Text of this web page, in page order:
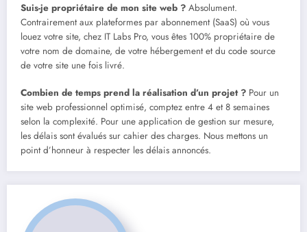
Suis-je propriétaire de mon site web ? Absolument.
Contrairement aux plateformes par abonnement (SaaS) où vous
louez votre site, chez IT Labs Pro, vous êtes 100% propriétaire de
votre nom de domaine, de votre hébergement et du code source
de votre site une fois livré.
Combien de temps prend la réalisation d’un projet ? Pour un
site web professionnel optimisé, comptez entre 4 et 8 semaines
selon la complexité. Pour une application de gestion sur mesure,
les délais sont évalués sur cahier des charges. Nous mettons un
point d’honneur à respecter les délais annoncés.